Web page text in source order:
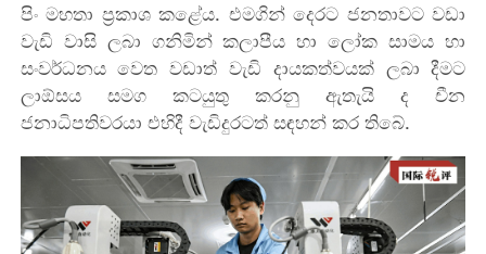
පිං මහතා ප්‍රකාශ කළේය. එමගින් දෙරට ජනතාවට වඩා
වැඩි වාසි ලබා ගනිමින් කලාපීය හා ලෝක සාමය හා
සංවර්ධනය වෙත වඩාත් වැඩි දායකත්වයක් ලබා දීමට
ලාඕසය සමග කටයුතු කරනු ඇතැයි ද චීන
ජනාධිපතිවරයා එහිදී වැඩිදුරටත් සඳහන් කර තිබේ.